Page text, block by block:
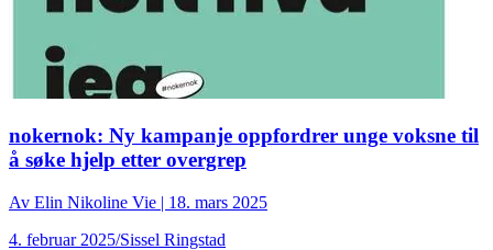
nokernok: Ny kampanje oppfordrer unge voksne til
å søke hjelp etter overgrep
Av Elin Nikoline Vie | 18. mars 2025
4. februar 2025/Sissel Ringstad